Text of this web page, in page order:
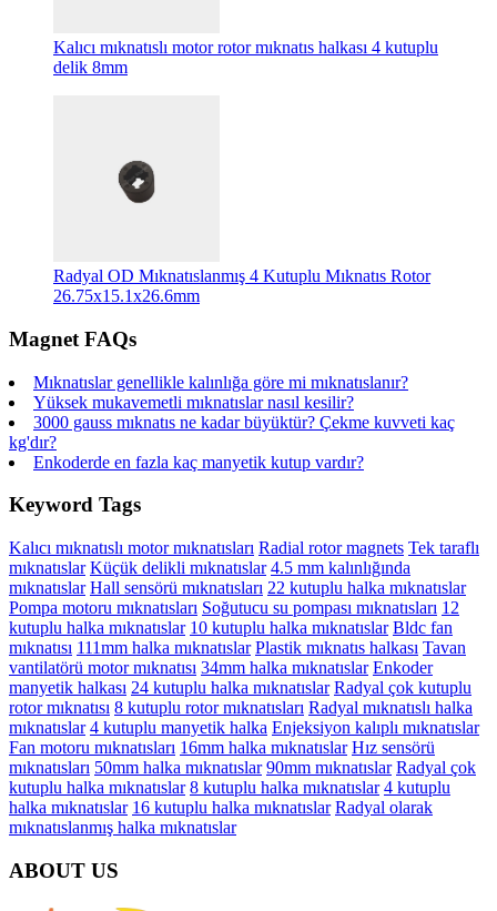
Kalıcı mıknatıslı motor rotor mıknatıs halkası 4 kutuplu
delik 8mm
Radyal OD Mıknatıslanmış 4 Kutuplu Mıknatıs Rotor
26.75x15.1x26.6mm
Magnet FAQs
Mıknatıslar genellikle kalınlığa göre mi mıknatıslanır?
Yüksek mukavemetli mıknatıslar nasıl kesilir?
3000 gauss mıknatıs ne kadar büyüktür? Çekme kuvveti kaç
kg'dır?
Enkoderde en fazla kaç manyetik kutup vardır?
Keyword Tags
Kalıcı mıknatıslı motor mıknatısları Radial rotor magnets Tek taraflı
mıknatıslar Küçük delikli mıknatıslar 4.5 mm kalınlığında
mıknatıslar Hall sensörü mıknatısları 22 kutuplu halka mıknatıslar
Pompa motoru mıknatısları Soğutucu su pompası mıknatısları 12
kutuplu halka mıknatıslar 10 kutuplu halka mıknatıslar Bldc fan
mıknatısı 111mm halka mıknatıslar Plastik mıknatıs halkası Tavan
vantilatörü motor mıknatısı 34mm halka mıknatıslar Enkoder
manyetik halkası 24 kutuplu halka mıknatıslar Radyal çok kutuplu
rotor mıknatısı 8 kutuplu rotor mıknatısları Radyal mıknatıslı halka
mıknatıslar 4 kutuplu manyetik halka Enjeksiyon kalıplı mıknatıslar
Fan motoru mıknatısları 16mm halka mıknatıslar Hız sensörü
mıknatısları 50mm halka mıknatıslar 90mm mıknatıslar Radyal çok
kutuplu halka mıknatıslar 8 kutuplu halka mıknatıslar 4 kutuplu
halka mıknatıslar 16 kutuplu halka mıknatıslar Radyal olarak
mıknatıslanmış halka mıknatıslar
ABOUT US